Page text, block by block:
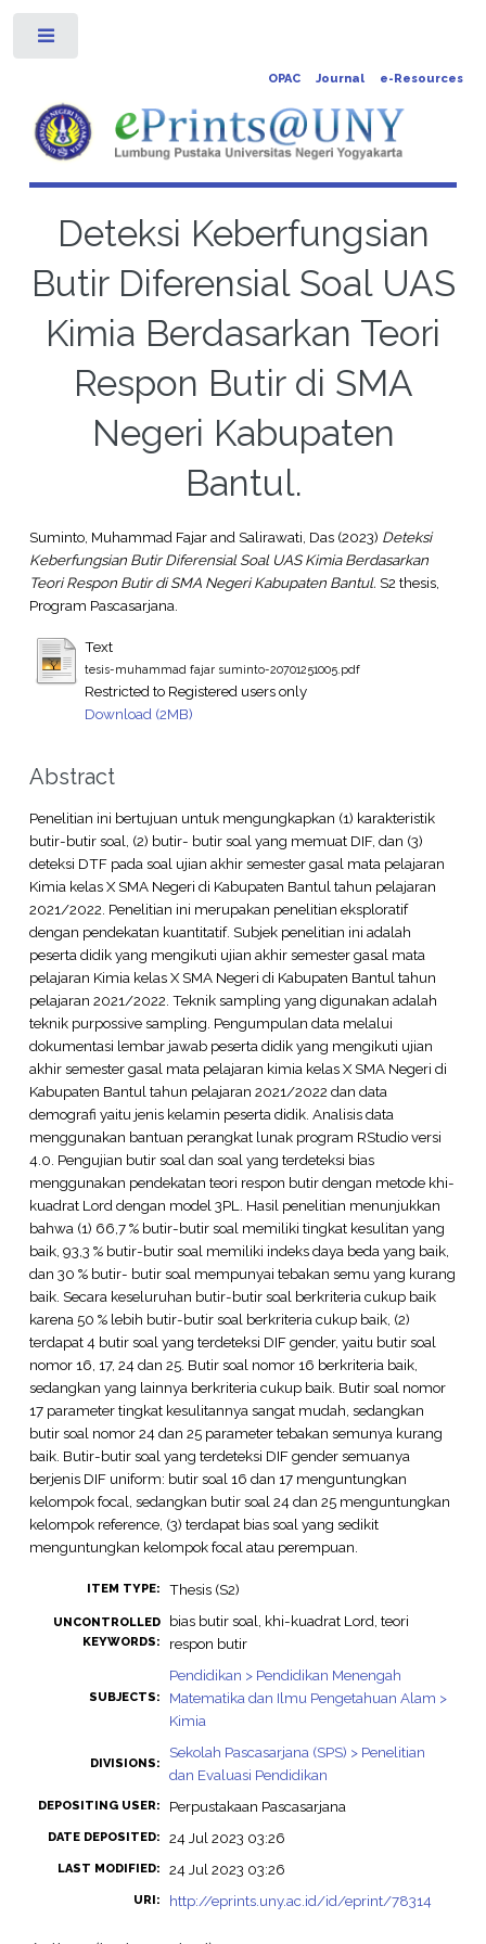
OPAC Journal e-Resources
Deteksi Keberfungsian
Butir Diferensial Soal UAS
Kimia Berdasarkan Teori
Respon Butir di SMA
Negeri Kabupaten
Bantul.
Suminto, Muhammad FajarandSalirawati, Das(2023) Deteksi
Keberfungsian Butir Diferensial Soal UAS Kimia Berdasarkan
Teori Respon Butir di SMA Negeri Kabupaten Bantul. S2 thesis,
Program Pascasarjana.
Text
tesis-muhammad fajar suminto-20701251005.pdf
Restricted to Registered users only
Download (2MB)
Abstract
Penelitian ini bertujuan untuk mengungkapkan (1) karakteristik
butir-butir soal, (2) butir- butir soal yang memuat DIF, dan (3)
deteksi DTF pada soal ujian akhir semester gasal mata pelajaran
Kimia kelas X SMA Negeri di Kabupaten Bantul tahun pelajaran
2021/2022. Penelitian ini merupakan penelitian eksploratif
dengan pendekatan kuantitatif. Subjek penelitian ini adalah
peserta didik yang mengikuti ujian akhir semester gasal mata
pelajaran Kimia kelas X SMA Negeri di Kabupaten Bantul tahun
pelajaran 2021/2022. Teknik sampling yang digunakan adalah
teknik purpossive sampling. Pengumpulan data melalui
dokumentasi lembar jawab peserta didik yang mengikuti ujian
akhir semester gasal mata pelajaran kimia kelas X SMA Negeri di
Kabupaten Bantul tahun pelajaran 2021/2022 dan data
demografi yaitu jenis kelamin peserta didik. Analisis data
menggunakan bantuan perangkat lunak program RStudio versi
4.0. Pengujian butir soal dan soal yang terdeteksi bias
menggunakan pendekatan teori respon butir dengan metode khi-
kuadrat Lord dengan model 3PL. Hasil penelitian menunjukkan
bahwa (1) 66,7 % butir-butir soal memiliki tingkat kesulitan yang
baik, 93,3 % butir-butir soal memiliki indeks daya beda yang baik,
dan 30 % butir- butir soal mempunyai tebakan semu yang kurang
baik. Secara keseluruhan butir-butir soal berkriteria cukup baik
karena 50 % lebih butir-butir soal berkriteria cukup baik, (2)
terdapat 4 butir soal yang terdeteksi DIF gender, yaitu butir soal
nomor 16, 17, 24 dan 25. Butir soal nomor 16 berkriteria baik,
sedangkan yang lainnya berkriteria cukup baik. Butir soal nomor
17 parameter tingkat kesulitannya sangat mudah, sedangkan
butir soal nomor 24 dan 25 parameter tebakan semunya kurang
baik. Butir-butir soal yang terdeteksi DIF gender semuanya
berjenis DIF uniform: butir soal 16 dan 17 menguntungkan
kelompok focal, sedangkan butir soal 24 dan 25 menguntungkan
kelompok reference, (3) terdapat bias soal yang sedikit
menguntungkan kelompok focal atau perempuan.
ITEM TYPE: Thesis (S2)
UNCONTROLLED
KEYWORDS:
bias butir soal, khi-kuadrat Lord, teori
respon butir
SUBJECTS:
Pendidikan > Pendidikan Menengah
Matematika dan Ilmu Pengetahuan Alam >
Kimia
DIVISIONS:
Sekolah Pascasarjana (SPS) > Penelitian
dan Evaluasi Pendidikan
DEPOSITING USER: Perpustakaan Pascasarjana
DATE DEPOSITED: 24 Jul 2023 03:26
LAST MODIFIED: 24 Jul 2023 03:26
URI: http://eprints.uny.ac.id/id/eprint/78314